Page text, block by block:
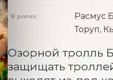
В ролях
Расмус
Торуп,
Озорной тролль
защищать